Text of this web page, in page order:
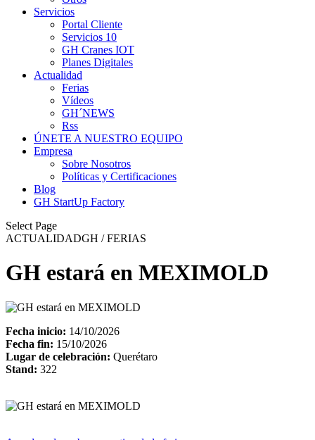
Servicios
Portal Cliente
Servicios 10
GH Cranes IOT
Planes Digitales
Actualidad
Ferias
Vídeos
GH´NEWS
Rss
ÚNETE A NUESTRO EQUIPO
Empresa
Sobre Nosotros
Políticas y Certificaciones
Blog
GH StartUp Factory
Select Page
ACTUALIDADGH / FERIAS
GH estará en MEXIMOLD
Fecha inicio: 14/10/2026
Fecha fin: 15/10/2026
Lugar de celebración: Querétaro
Stand: 322